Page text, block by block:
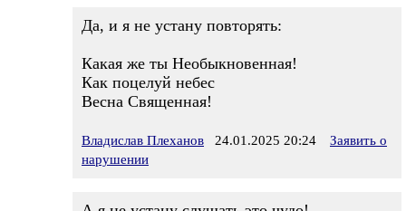
Да, и я не устану повторять:
Какая же ты Необыкновенная!
Как поцелуй небес
Весна Священная!
Владислав Плеханов 24.01.2025 20:24
Заявить о
нарушении